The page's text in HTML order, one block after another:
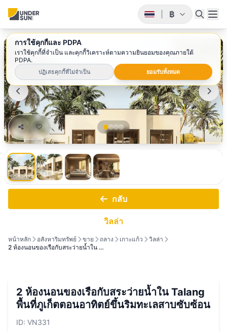
฿
กลับ
วิลล่า
หน้าหลัก อสังหาริมทรัพย์ ขาย ถลาง เกาะแก้ว
วิลล่า
2 ห้องนอนของเรือกับสระว่ายน้ำใน …
2 ห้องนอนของเรือกับสระว่ายน้ำใน Talang
พื้นที่ภูเก็ตตอนอาทิตย์ขึ้นริมทะเลสาบซับซ้อน
ID: VN331
การใช้คุกกี้และ PDPA
เราใช้คุกกี้ที่จำเป็น และคุกกี้วิเคราะห์ตามความยินยอมของคุณภายใต้
PDPA.
ปฏิเสธคุกกี้ที่ไม่จำเป็น ยอมรับทั้งหมด